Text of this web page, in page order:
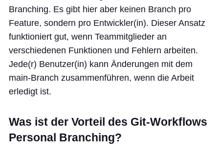
Branching. Es gibt hier aber keinen Branch pro
Feature, sondern pro Entwickler(in). Dieser Ansatz
funktioniert gut, wenn Teammitglieder an
verschiedenen Funktionen und Fehlern arbeiten.
Jede(r) Benutzer(in) kann Änderungen mit dem
main-Branch zusammenführen, wenn die Arbeit
erledigt ist.
Was ist der Vorteil des Git-Workflows
Personal Branching?